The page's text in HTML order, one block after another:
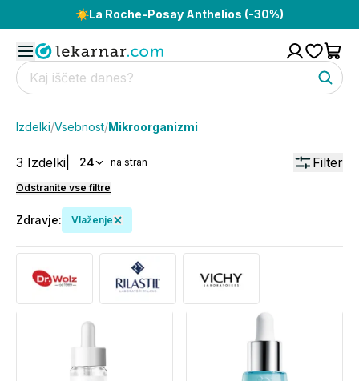
☀️La Roche-Posay Anthelios (-30%)
Izdelki/Vsebnost/Mikroorganizmi
3 Izdelki 24 na stran Filter
Odstranite vse filtre
Zdravje: Vlaženje